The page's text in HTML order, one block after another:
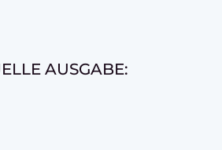
AUSGABE: